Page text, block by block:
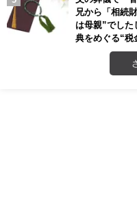
兄から「相続
は母親”でした
典をめぐる“税